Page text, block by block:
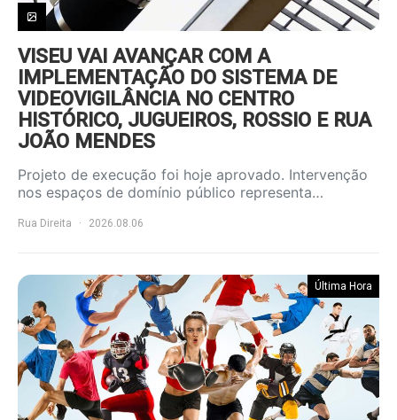
VISEU VAI AVANÇAR COM A
IMPLEMENTAÇÃO DO SISTEMA DE
VIDEOVIGILÂNCIA NO CENTRO
HISTÓRICO, JUGUEIROS, ROSSIO E RUA
JOÃO MENDES
Projeto de execução foi hoje aprovado. Intervenção
nos espaços de domínio público representa…
Rua Direita 2026.08.06
Última Hora